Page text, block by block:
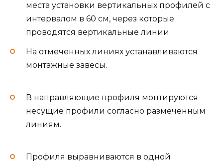
места установки вертикальных профилей с
интервалом в 60 см, через которые
проводятся вертикальные линии.
На отмеченных линиях устанавливаются
монтажные завесы.
В направляющие профиля монтируются
несущие профили согласно размеченным
линиям.
Профиля выравниваются в одной